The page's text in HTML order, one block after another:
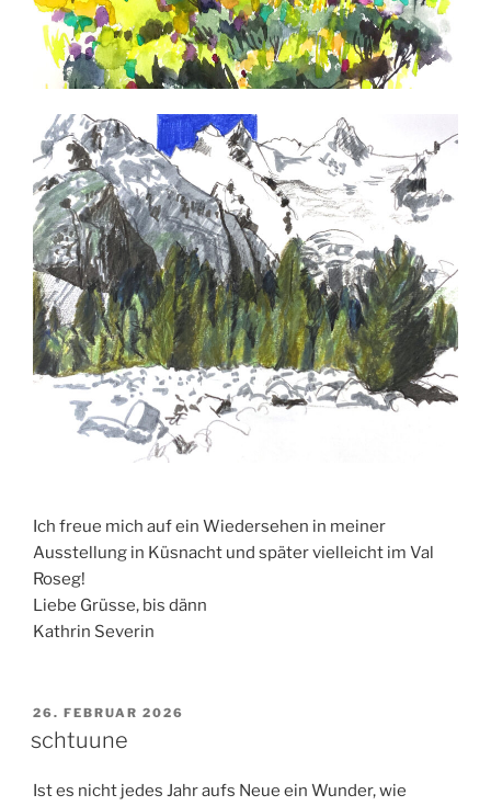
Ich freue mich auf ein Wiedersehen in meiner
Ausstellung in Küsnacht und später vielleicht im Val
Roseg!
Liebe Grüsse, bis dänn
Kathrin Severin
VERÖFFENTLICHT
AM
26. FEBRUAR 2026
schtuune
Ist es nicht jedes Jahr aufs Neue ein Wunder, wie